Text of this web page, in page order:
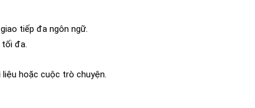
tiếp đa ngôn ngữ.
tối đa.
liệu hoặc cuộc trò chuyện.